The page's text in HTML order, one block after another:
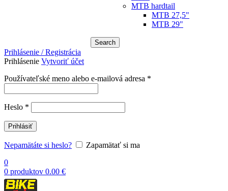
MTB hardtail
MTB 27,5"
MTB 29"
Search
Prihlásenie / Registrácia
Prihlásenie Vytvoriť účet
Používateľské meno alebo e-mailová adresa *
Heslo *
Prihlásiť
Nepamätáte si heslo?
Zapamätať si ma
0
0 produktov 0.00 €